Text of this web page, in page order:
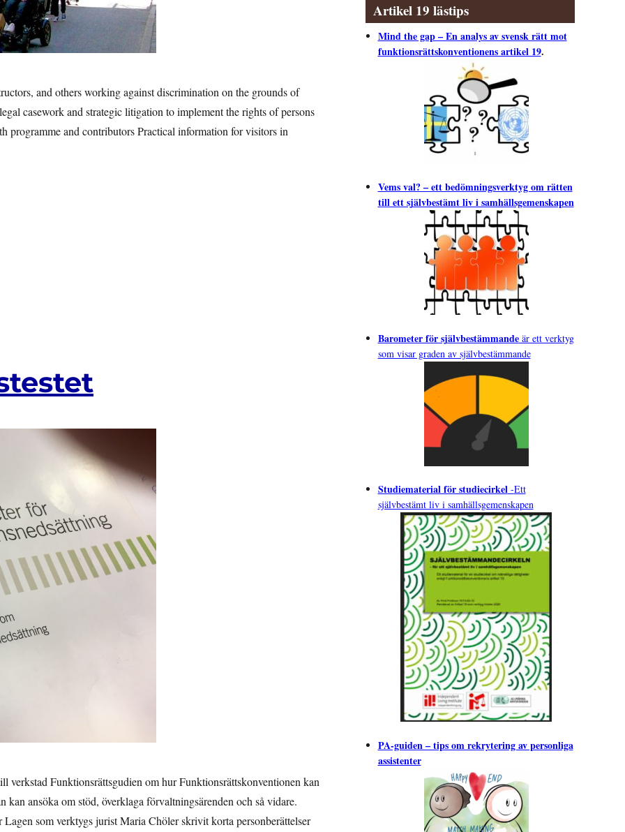
and others working against discrimination on the grounds of
casework and strategic litigation to implement the rights of persons
and contributors Practical information for visitors in
verkstad Funktionsrättsgudien om hur Funktionsrättskonventionen kan
ansöka om stöd, överklaga förvaltningsärenden och så vidare.
som verktygs jurist Maria Chöler skrivit korta personberättelser
Artikel 19 lästips
Mind the gap – En analys av svensk rätt mot
funktionsrättskonventionens artikel 19.
Vems val? – ett bedömningsverktyg om rätten
till ett självbestämt liv i samhällsgemenskapen
Barometer för självbestämmandeär ett verktyg
som visar graden av självbestämmande
Studiematerial för studiecirkel-Ett
självbestämt liv i samhällsgemenskapen
PA-guiden – tips om rekrytering av personliga
assistenter